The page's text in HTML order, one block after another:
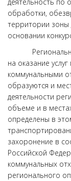
деятельность по
обработки,
территории зоны
основании
Региональный
на оказание
коммунальными
образуются и
деятельности
объеме и в
определены в
захоронение в
Российской
коммунальных
регионального